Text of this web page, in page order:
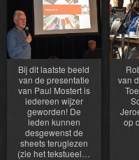
Bij dit laatste beeld
van de presentatie
van Paul Mostert is
iedereen wijzer
geworden! De
leden kunnen
desgewenst de
sheets teruglezen
(zie het tekstueel…
van
op